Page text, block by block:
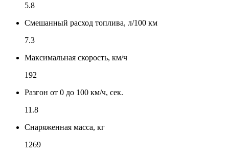
5.8
Смешанный расход топлива, л/100 км
7.3
Максимальная скорость, км/ч
192
Разгон от 0 до 100 км/ч, сек.
11.8
Снаряженная масса, кг
1269